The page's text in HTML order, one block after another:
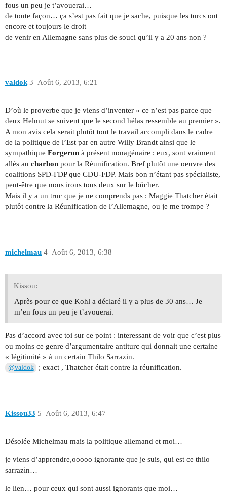
fous un peu je t’avouerai…
de toute façon… ça s’est pas fait que je sache, puisque les turcs ont
encore et toujours le droit
de venir en Allemagne sans plus de souci qu’il y a 20 ans non ?
valdok Août 6, 2013, 6:21
3
D’où le proverbe que je viens d’inventer « ce n’est pas parce que
deux Helmut se suivent que le second hélas ressemble au premier ».
A mon avis cela serait plutôt tout le travail accompli dans le cadre
de la politique de l’Est par en autre Willy Brandt ainsi que le
sympathique Forgeron à présent nonagénaire : eux, sont vraiment
allés au charbon pour la Réunification. Bref plutôt une oeuvre des
coalitions SPD-FDP que CDU-FDP. Mais bon n’étant pas spécialiste,
peut-être que nous irons tous deux sur le bûcher.
Mais il y a un truc que je ne comprends pas : Maggie Thatcher était
plutôt contre la Réunification de l’Allemagne, ou je me trompe ?
michelmau Août 6, 2013, 6:38
4
Kissou:
Après pour ce que Kohl a déclaré il y a plus de 30 ans… Je
m’en fous un peu je t’avouerai.
Pas d’accord avec toi sur ce point : interessant de voir que c’est plus
ou moins ce genre d’argumentaire antiturc qui donnait une certaine
« légitimité » à un certain Thilo Sarrazin.
@valdok ; exact , Thatcher était contre la réunification.
Kissou33 Août 6, 2013, 6:47
5
Désolée Michelmau mais la politique allemand et moi…
je viens d’apprendre,ooooo ignorante que je suis, qui est ce thilo
sarrazin…
le lien… pour ceux qui sont aussi ignorants que moi…